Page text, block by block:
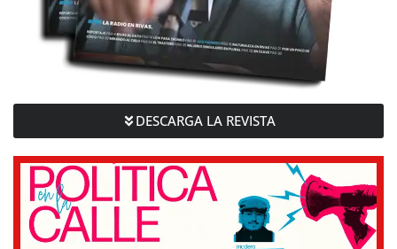
DESCARGA LA REVISTA